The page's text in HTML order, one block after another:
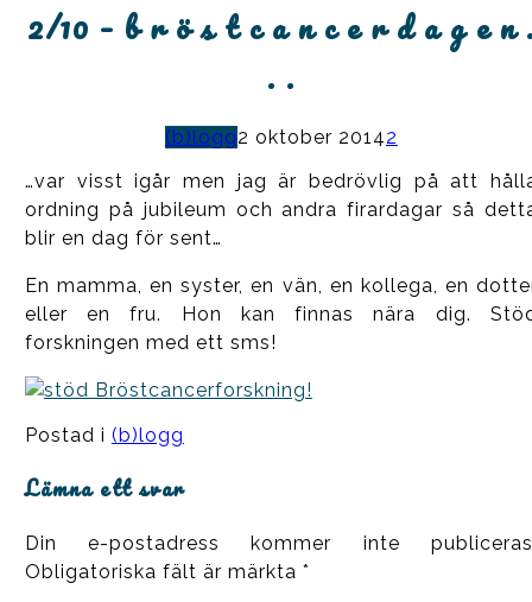
2/10 – b r ö s t c a n c e r d a g e n
. .
(b)logg2 oktober 20142
…var visst igår men jag är bedrövlig på att
ordning på jubileum och andra firardagar så
blir en dag för sent…
En mamma, en syster, en vän, en kollega, en
eller en fru. Hon kan finnas nära dig.
forskningen med ett sms!
Postad i (b)logg
Lämna ett svar
Din e-postadress kommer inte
Obligatoriska fält är märkta *